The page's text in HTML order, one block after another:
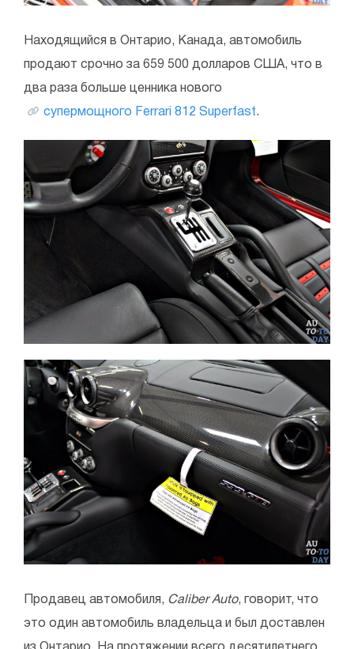
Находящийся в Онтарио, Канада, автомобиль
продают срочно за 659 500 долларов США, что в
два раза больше ценника нового
супермощного Ferrari 812 Superfast.
Продавец автомобиля, Caliber Auto, говорит, что
это один автомобиль владельца и был доставлен